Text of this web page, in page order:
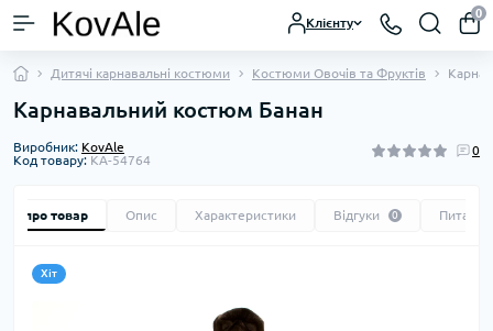
Клієнту
0
Дитячі карнавальні костюми Костюми Овочів та Фруктів
Карнавальний костюм Банан
Виробник: KovAle
Код товару: KA-54764
0
про товар Опис Характеристики Відгуки 0 Питання
Хіт